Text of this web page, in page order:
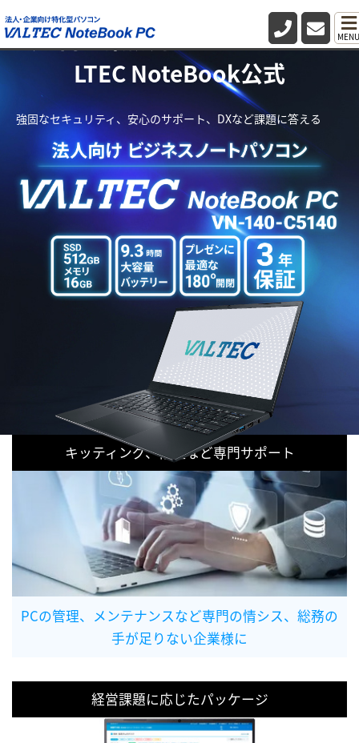
MENU
法人向け業務用パソコン・PC VA
LTEC NoteBook公式
強固なセキュリティ、安心のサポート、DXなど課題に答える
キッティング、修理など専門サポート
PCの管理、メンテナンスなど専門の情シス、総務の
手が足りない企業様に
経営課題に応じたパッケージ